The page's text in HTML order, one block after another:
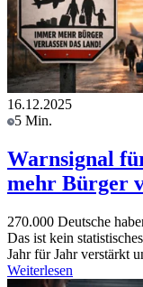
16.12.2025
5 Min.
Warnsignal
mehr Bürger
270.000 Deutsche
Das ist kein
Jahr für Jahr verstärkt
Weiterlesen